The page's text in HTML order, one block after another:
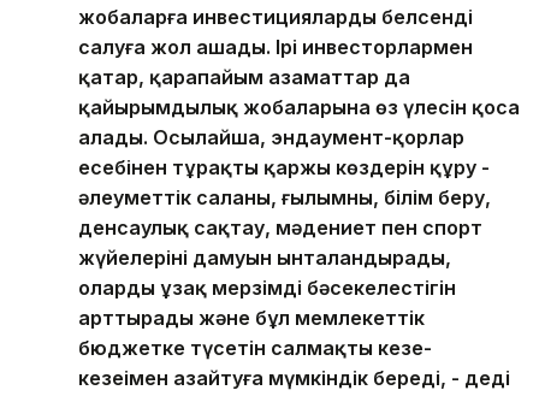
жобаларға инвестицияларды белсенді
салуға жол ашады. Ірі инвесторлармен
қатар, қарапайым азаматтар да
қайырымдылық жобаларына өз үлесін қоса
алады. Осылайша, эндаумент-қорлар
есебінен тұрақты қаржы көздерін құру -
әлеуметтік саланың, ғылымның, білім беру,
денсаулық сақтау, мәдениет пен спорт
жүйелерінің дамуын ынталандырады,
олардың ұзақ мерзімді бәсекелестігін
арттырады және бұл мемлекеттік
бюджетке түсетін салмақты кезең-
кезеңімен азайтуға мүмкіндік береді, - деді